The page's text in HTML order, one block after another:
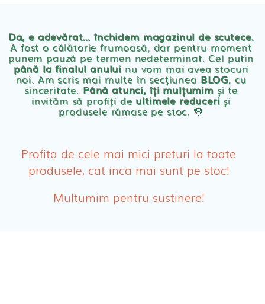
Servetele umede ecologice
Cosmetice BEBE
Olita Bio Naty
PRODUSE FEMEI
Absorbante Post-Natale
Absorbante Incontinenta Urinara
Da, e adevărat… închidem magazinul de scutece.
A fost o călătorie frumoasă, dar pentru moment
punem pauză pe termen nedeterminat. Cel putin
până la finalul anului nu vom mai avea stocuri
noi. Am scris mai multe în secțiunea BLOG, cu
sinceritate. Până atunci, îți mulțumimși te
invităm să profiți de ultimele reduceriși
produsele rămase pe stoc. 💛
Profita de cele mai mici preturi la toate
produsele, cat inca mai sunt pe stoc!
Multumim pentru sustinere!